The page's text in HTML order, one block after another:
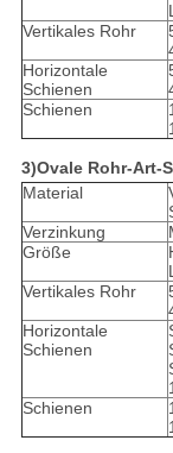
Vertikales Rohr
Horizontale
Schienen
Schienen
3)Ovale Rohr-Art-
Material
Verzinkung
Größe
Vertikales Rohr
Horizontale
Schienen
Schienen